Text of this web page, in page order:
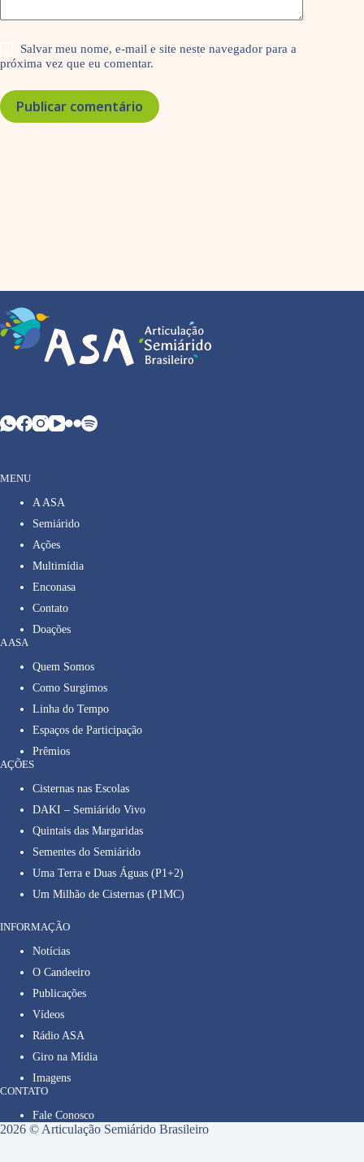
Salvar meu nome, e-mail e site neste navegador para a
próxima vez que eu comentar.
Publicar comentário
MENU
A ASA
Semiárido
Ações
Multimídia
Enconasa
Contato
Doações
A ASA
Quem Somos
Como Surgimos
Linha do Tempo
Espaços de Participação
Prêmios
AÇÕES
Cisternas nas Escolas
DAKI – Semiárido Vivo
Quintais das Margaridas
Sementes do Semiárido
Uma Terra e Duas Águas (P1+2)
Um Milhão de Cisternas (P1MC)
INFORMAÇÃO
Notícias
O Candeeiro
Publicações
Vídeos
Rádio ASA
Giro na Mídia
Imagens
CONTATO
Fale Conosco
2026 © Articulação Semiárido Brasileiro